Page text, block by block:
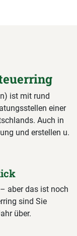
ist mit rund
einer
Auch in
und erstellen u.
aber das ist noch
sind Sie
über.